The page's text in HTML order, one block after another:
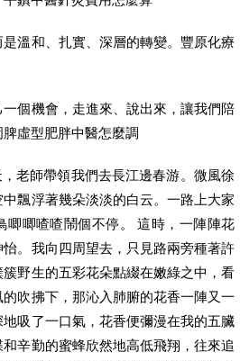
溫和、扎實、深層的轉變。豐原化療
個機會，走進來、說出來，讓我們陪
虛型肥胖中醫怎麼調
老師帶領我們去長江邊春游。微風徐
飄浮著幾朵淡淡的白云。一路上大家
唧唧喳喳鬧個不停。 這時，一陣陣花
。我向四周望去，只見路兩旁種著許
野生的五彩花朵點綴在嫩綠之中，看
吹拂下，那沁入肺腑的花香一陣又一
吸了一口氣，花香便彌漫在我的五臟
辛勤的蜜蜂欣然地高低飛翔，往來追